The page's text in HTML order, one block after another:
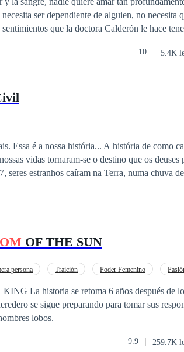
10 5.4K
vidas tornaram-se o destino que os deuses
eles acabam optando por planos
aliados e reestruturar o exercito de Palk, para
OF THE SUN
persona Traición Poder Femenino
sucesos
se sigue preparando para tomar sus
lobos.
9.9 259.7K